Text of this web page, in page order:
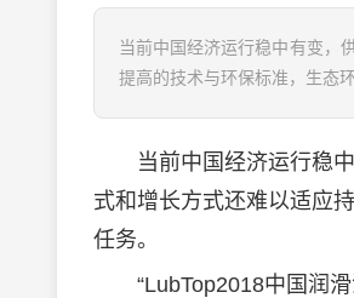
当前中国经济运行稳中有变，
提高的技术与环保标准，生态
当前中国经济运行稳中
式和增长方式还难以适应
任务。
“LubTop2018中国 润